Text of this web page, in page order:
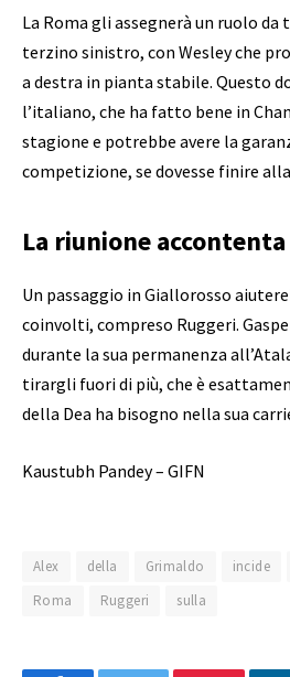
La Roma gli assegnerà un ruolo
terzino sinistro, con Wesley che
a destra in pianta stabile. Questo
l’italiano, che ha fatto bene in
stagione e potrebbe avere la
competizione, se dovesse finire
La riunione
Un passaggio in Giallorosso
coinvolti, compreso Ruggeri.
durante la sua permanenza
tirargli fuori di più, che è
della Dea ha bisogno nella sua
Kaustubh Pandey – GIFN
Alex della Grimaldo incide
Roma
Ruggeri sulla